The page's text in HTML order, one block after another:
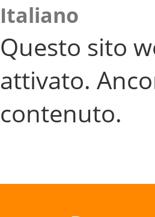
Italiano
Questo sito
attivato.
contenuto.